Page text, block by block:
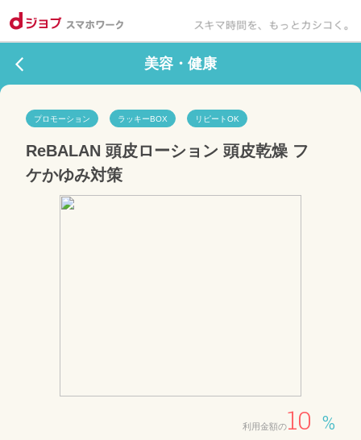
美容・健康
プロモーション ラッキーBOX リピートOK
ReBALAN 頭皮ローション 頭皮乾燥 フ
ケかゆみ対策
利用金額の10 %